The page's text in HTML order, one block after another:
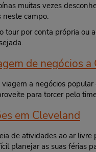
muitas vezes
neste campo.
tour por conta própria ou
de negócios a
a negócios
para torcer pelo
em Cleveland
de atividades ao ar
planejar as suas férias